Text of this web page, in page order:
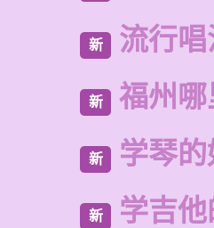
新 流行
新 福州
新 学琴
新 学吉